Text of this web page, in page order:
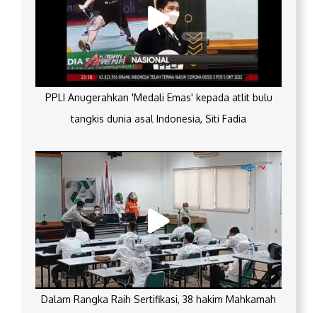
PPLI Anugerahkan 'Medali Emas' kepada atlit bulu
tangkis dunia asal Indonesia, Siti Fadia
Dalam Rangka Raih Sertifikasi, 38 hakim Mahkamah